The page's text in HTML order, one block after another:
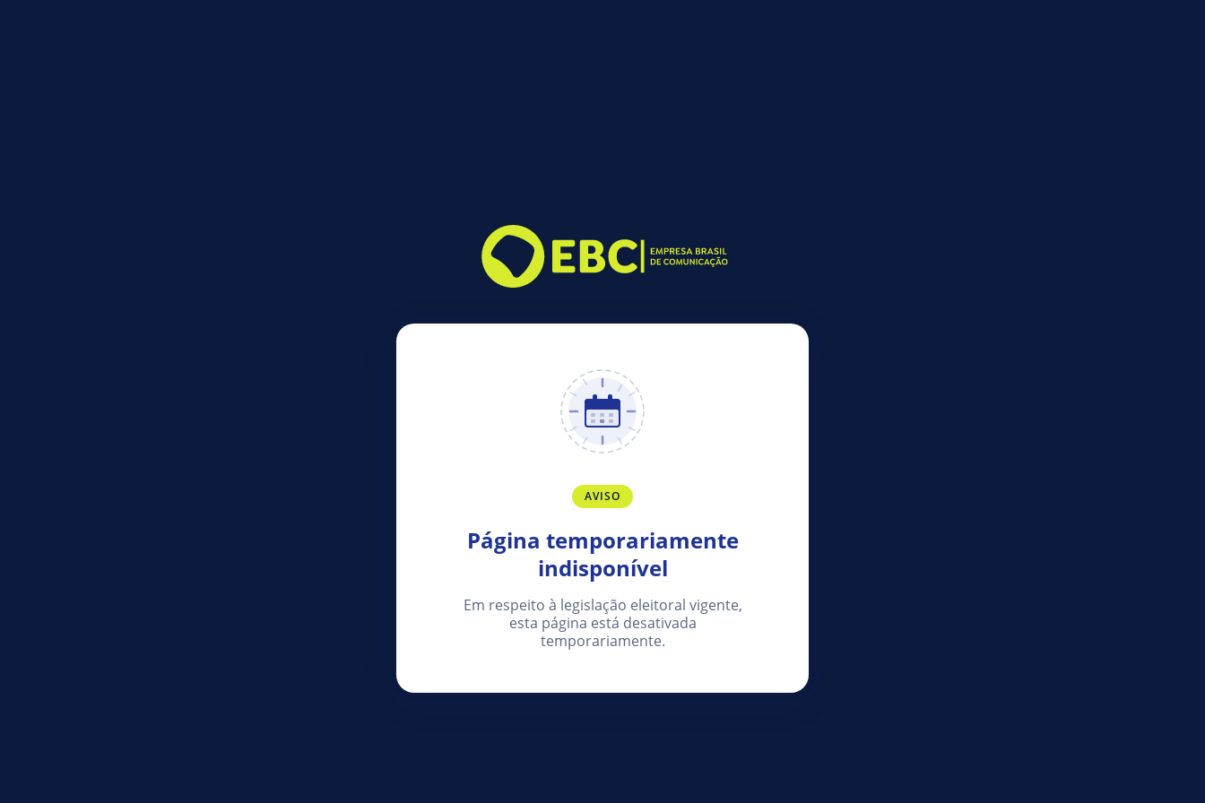
AVISO
Página temporariamente
indisponível
Em respeito à legislação eleitoral vigente,
esta página está desativada
temporariamente.